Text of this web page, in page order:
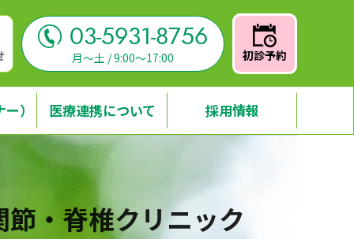
03-5931-8756
月～土 / 9:00～17:00 初診予約
） 医療連携について 採用情報
・脊椎クリニック